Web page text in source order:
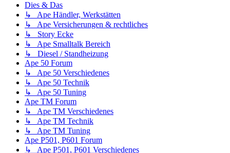
Dies & Das
↳ Ape Händler, Werkstätten
↳ Ape Versicherungen & rechtliches
↳ Story Ecke
↳ Ape Smalltalk Bereich
↳ Diesel / Standheizung
Ape 50 Forum
↳ Ape 50 Verschiedenes
↳ Ape 50 Technik
↳ Ape 50 Tuning
Ape TM Forum
↳ Ape TM Verschiedenes
↳ Ape TM Technik
↳ Ape TM Tuning
Ape P501, P601 Forum
↳ Ape P501, P601 Verschiedenes